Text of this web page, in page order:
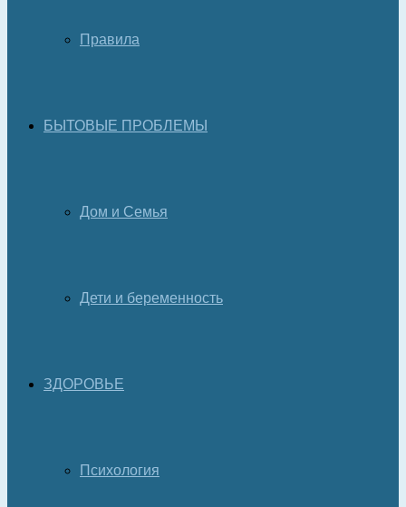
Правила
БЫТОВЫЕ ПРОБЛЕМЫ
Дом и Семья
Дети и беременность
ЗДОРОВЬЕ
Психология